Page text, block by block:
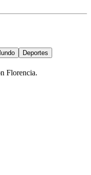
Deportes
Florencia.